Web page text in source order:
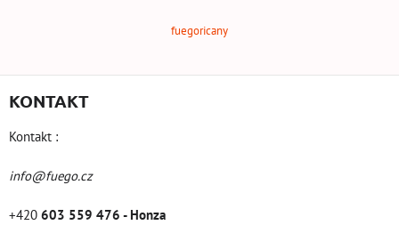
fuegoricany
KONTAKT
Kontakt :
info@fuego.cz
+420 603 559 476 - Honza